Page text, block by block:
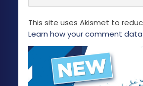
This site uses Akismet to
Learn how your comment